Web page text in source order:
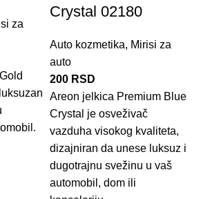
za
Gold
Crystal 02180
Auto kozmetika, Mirisi za
auto
200 RSD
Areon jelkica Premium Blue
Crystal je osveživač
vazduha visokog kvaliteta,
dizajniran da unese luksuz i
dugotrajnu svežinu u vaš
automobil, dom ili